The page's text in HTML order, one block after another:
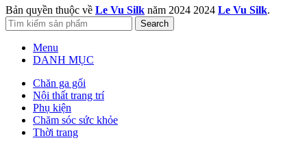
Bản quyền thuộc về Le Vu Silk năm 2024 2024 Le Vu Silk.
Search
Menu
DANH MỤC
Chăn ga gối
Nội thất trang trí
Phụ kiện
Chăm sóc sức khỏe
Thời trang